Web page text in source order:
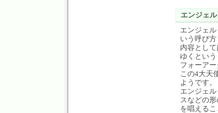
エンジェ
エンジェ
いう呼び
内容とし
ゆくとい
フォーア
この4大天
ようです。
エンジェ
スなどの
を唱える